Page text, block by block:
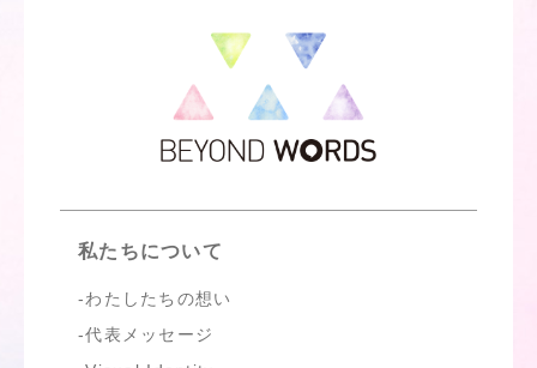
私たちについて
わたしたちの想い
代表メッセージ